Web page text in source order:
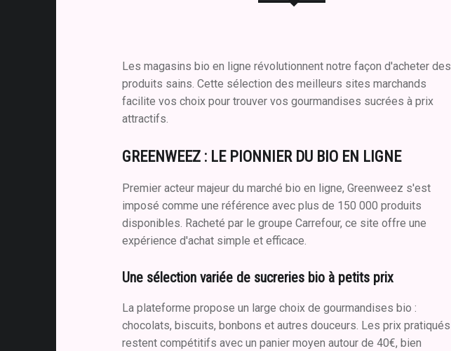
Les magasins bio en ligne révolutionnent notre façon d'acheter des
produits sains. Cette sélection des meilleurs sites marchands
facilite vos choix pour trouver vos gourmandises sucrées à prix
attractifs.
GREENWEEZ : LE PIONNIER DU BIO EN LIGNE
Premier acteur majeur du marché bio en ligne, Greenweez s'est
imposé comme une référence avec plus de 150 000 produits
disponibles. Racheté par le groupe Carrefour, ce site offre une
expérience d'achat simple et efficace.
Une sélection variée de sucreries bio à petits prix
La plateforme propose un large choix de gourmandises bio :
chocolats, biscuits, bonbons et autres douceurs. Les prix pratiqués
restent compétitifs avec un panier moyen autour de 40€, bien